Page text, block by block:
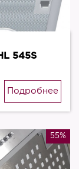
545S
Подробнее
55%